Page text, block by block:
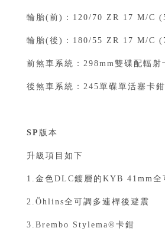
輪胎(前)：120/70 ZR 17 M/C
輪胎(後)：180/55 ZR 17 M/C
前煞車系統：298mm雙碟配輻射
後煞車系統：245單碟單活塞卡鉗
SP 版本
升級項目如下
1.金色DLC鍍層的KYB 41mm全
2.Öhlins全可調多連桿後避震
3.Brembo Stylema®卡鉗